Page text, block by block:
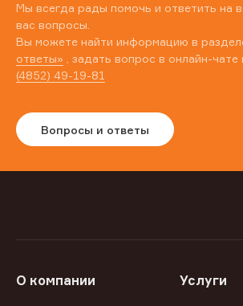
Мы всегда рады помочь и ответить на
вас вопросы.
Вы можете найти информацию в
ответы» , задать вопрос в онлайн-чате
(4852) 49-19-81
Вопросы и ответы
О компании Услуги